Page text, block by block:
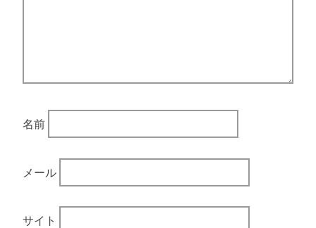
名前
メール
サイト